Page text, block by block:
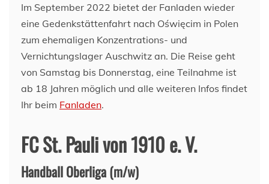
Im September 2022 bietet der Fanladen wieder
eine Gedenkstättenfahrt nach Oświęcim in Polen
zum ehemaligen Konzentrations- und
Vernichtungslager Auschwitz an. Die Reise geht
von Samstag bis Donnerstag, eine Teilnahme ist
ab 18 Jahren möglich und alle weiteren Infos findet
Ihr beim Fanladen.
FC St. Pauli von 1910 e. V.
Handball Oberliga (m/w)